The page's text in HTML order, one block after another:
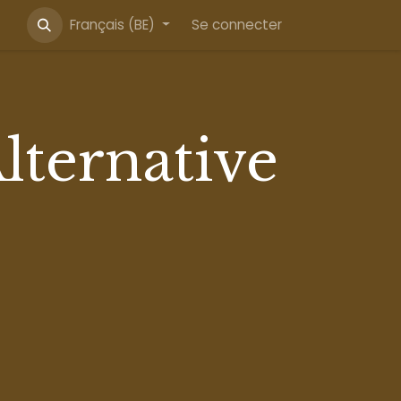
Français (BE) Se connecter